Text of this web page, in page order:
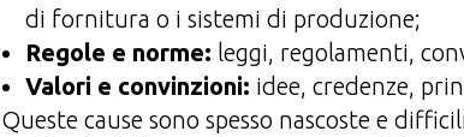
di fornitura o i sistemi di produzione;
Regole e norme: leggi, regolamenti,
Valori e convinzioni: idee, credenze,
Queste cause sono spesso nascoste e